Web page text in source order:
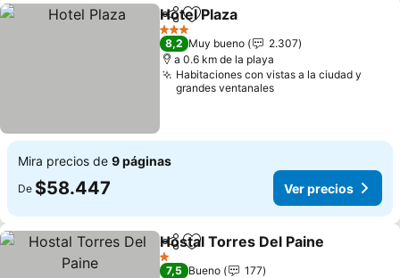
CompartirAgregar a favoritos
Hotel Plaza
3 Estrellas
8,2 Muy bueno
2.307
a 0.6 km de la playa
Habitaciones con vistas a la ciudad y
grandes ventanales
Mira precios de 9 páginas
De $58.447 Ver precios
CompartirAgregar a favoritos
Hostal Torres Del Paine
1 Estrellas
7,5 Bueno
177